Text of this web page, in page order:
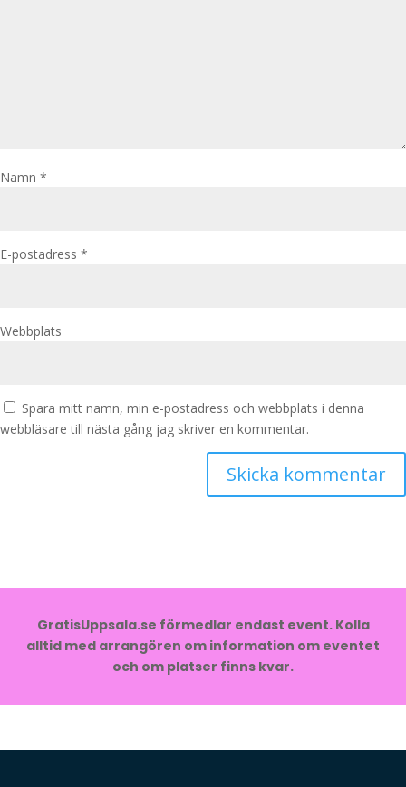
Namn *
E-postadress *
Webbplats
Spara mitt namn, min e-postadress och webbplats i denna
webbläsare till nästa gång jag skriver en kommentar.
GratisUppsala.se förmedlar endast event. Kolla
alltid med arrangören om information om eventet
och om platser finns kvar.